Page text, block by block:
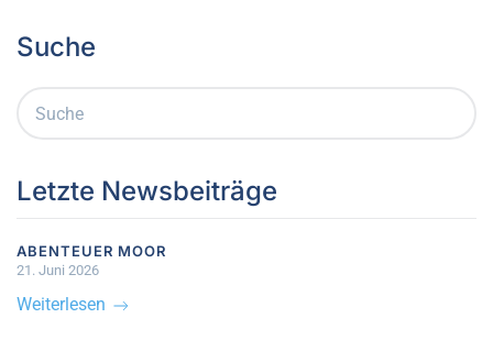
Suche
Letzte Newsbeiträge
ABENTEUER MOOR
21. Juni 2026
Weiterlesen